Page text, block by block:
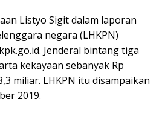
Listyo Sigit dalam laporan
negara (LHKPN)
Jenderal bintang tiga
kekayaan sebanyak Rp
miliar. LHKPN itu disampaikan
2019.